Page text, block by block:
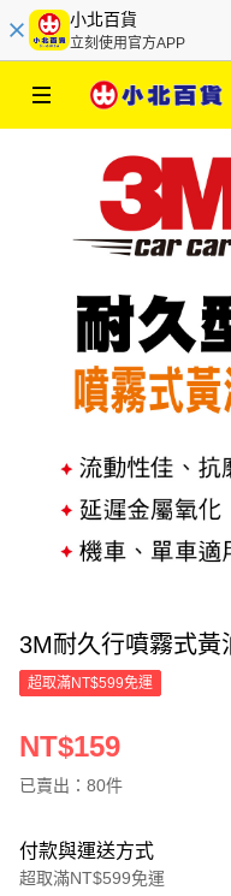
小北百貨
立刻使用官方APP
3M耐久行噴霧式黃
超取滿NT$599免運
NT$159
已賣出：80件
付款與運送方式
超取滿NT$599免運